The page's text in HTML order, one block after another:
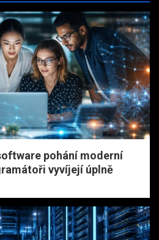
pohání moderní
vyvíjejí úplně